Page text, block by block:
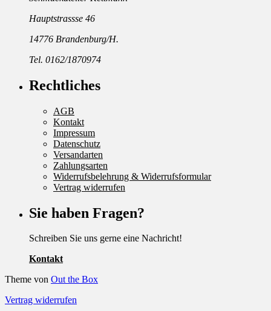
Hauptstrassse 46
14776 Brandenburg/H.
Tel. 0162/1870974
Rechtliches
AGB
Kontakt
Impressum
Datenschutz
Versandarten
Zahlungsarten
Widerrufsbelehrung & Widerrufsformular
Vertrag widerrufen
Sie haben Fragen?
Schreiben Sie uns gerne eine Nachricht!
Kontakt
Theme von Out the Box
Vertrag widerrufen